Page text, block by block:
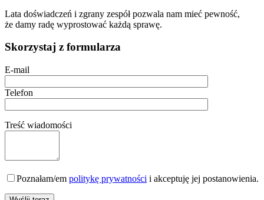
Lata doświadczeń i zgrany zespół pozwala nam mieć pewność,
że damy radę wyprostować każdą sprawę.
Skorzystaj z formularza
E-mail
Telefon
Treść wiadomości
Poznałam/em politykę prywatności i akceptuję jej postanowienia.